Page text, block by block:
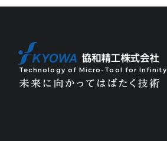
Technology of Micro-Tool for Infinity